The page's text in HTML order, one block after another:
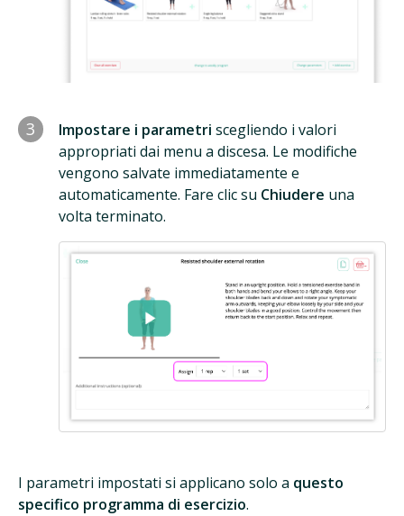
3 Impostare i parametri scegliendo i valori
appropriati dai menu a discesa. Le modifiche
vengono salvate immediatamente e
automaticamente. Fare clic su Chiudere una
volta terminato.
I parametri impostati si applicano solo a questo
specifico programma di esercizio.